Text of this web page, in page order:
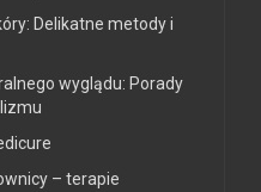
Delikatne metody i
wyglądu: Porady
– terapie